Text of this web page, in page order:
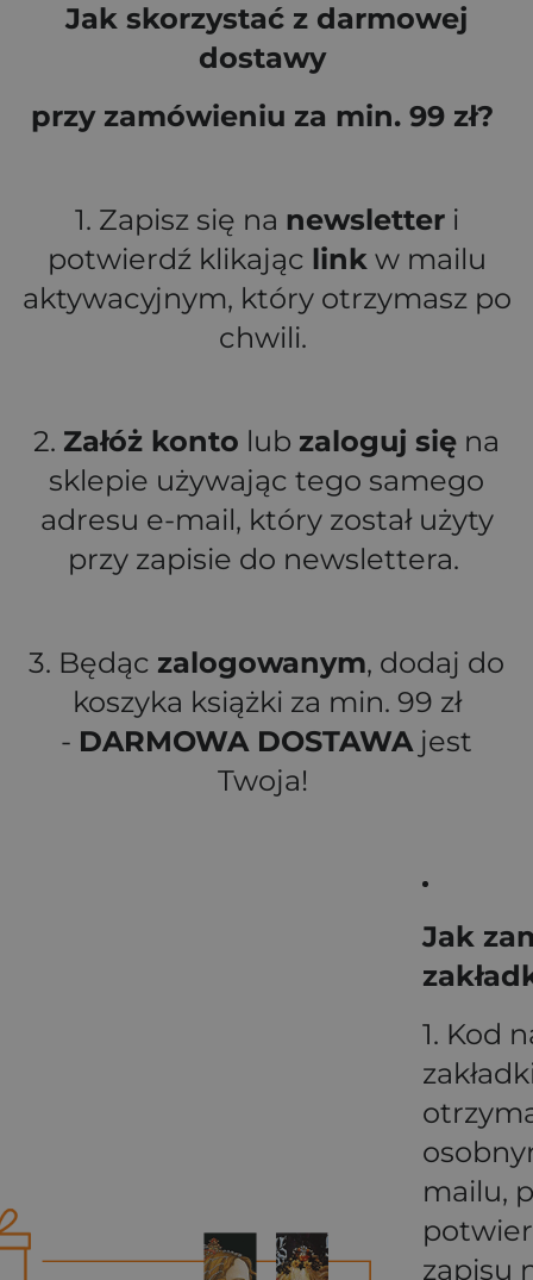
Jak skorzystać z darmowej
dostawy
przy zamówieniu za min. 99 zł?
1. Zapisz się na newsletteri
potwierdź klikając linkw mailu
aktywacyjnym, który otrzymasz po
chwili.
2. Załóż konto lub zaloguj się na
sklepie używając tego samego
adresu e-mail, który został użyty
przy zapisie do newslettera.
3. Będąc zalogowanym, dodaj do
koszyka książki za min. 99 zł
- DARMOWA DOSTAWAjest
Twoja!
Jak
1. Kod
mailu,
zapisu